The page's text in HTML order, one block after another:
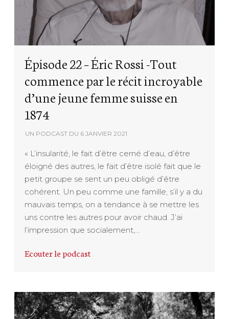
Épisode 22 – Éric Rossi -Tout
commence par le récit incroyable
d’une jeune femme suisse en
1874
UN PODCAST DU 6 JANVIER 2021
« L’insularité, le fait d’être cerné d’eau, d’être
éloigné des autres, le fait d’être isolé fait que le
petit groupe se sent un peu obligé d’être
cohérent. Un peu comme une famille, s’il y a du
mauvais temps, on a tendance à se mettre les
uns contre les autres pour avoir chaud. J’ai
l’impression que socialement,…
Ecouter le podcast